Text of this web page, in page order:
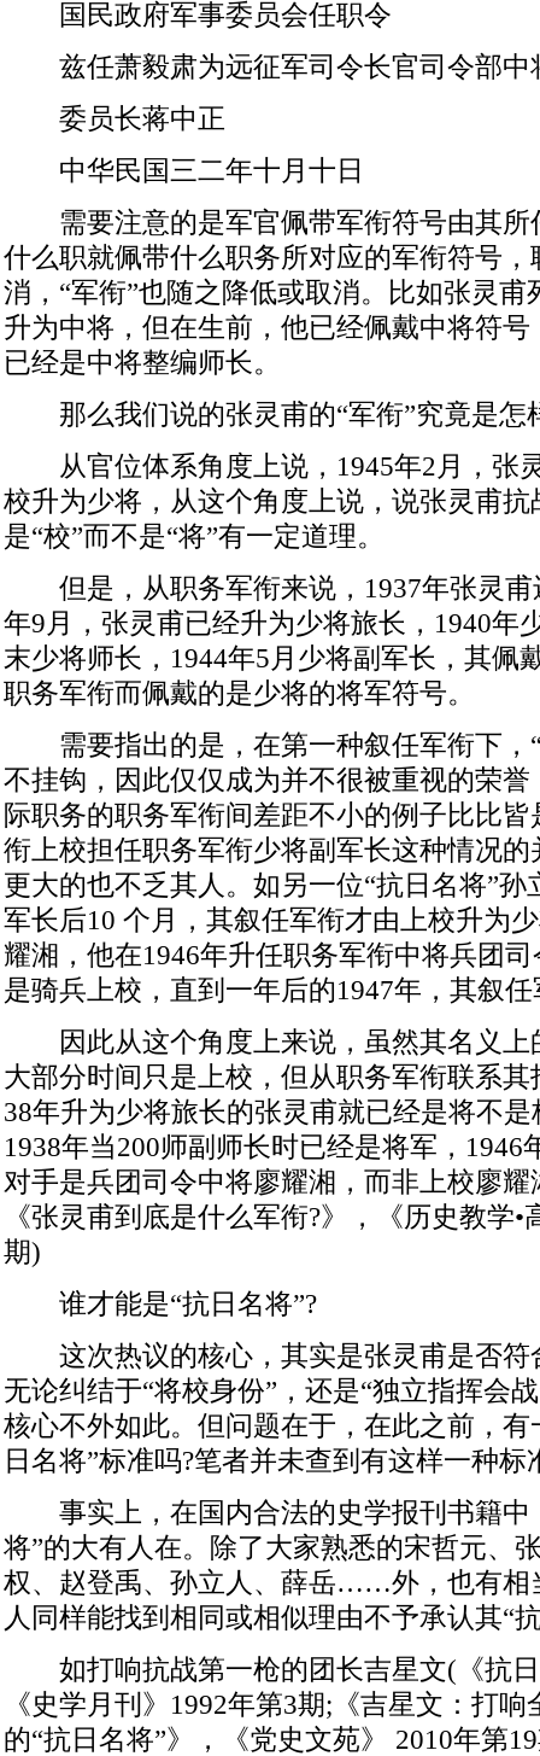
国民政府军事委员会任职令
兹任萧毅肃为远征军司令长官司令部中
委员长蒋中正
中华民国三二年十月十日
需要注意的是军官佩带军衔符号由其所
什么职就佩带什么职务所对应的军衔符号
消，“军衔”也随之降低或取消。比如张灵
升为中将，但在生前，他已经佩戴中将符
已经是中将整编师长。
那么我们说的张灵甫的“军衔”究竟是怎
从官位体系角度上说，1945年2月，张
校升为少将，从这个角度上说，说张灵甫
是“校”而不是“将”有一定道理。
但是，从职务军衔来说，1937年张灵甫
年9月，张灵甫已经升为少将旅长，1940年
末少将师长，1944年5月少将副军长，其佩
职务军衔而佩戴的是少将的将军符号。
需要指出的是，在第一种叙任军衔下，“
不挂钩，因此仅仅成为并不很被重视的荣
际职务的职务军衔间差距不小的例子比比
衔上校担任职务军衔少将副军长这种情况
更大的也不乏其人。如另一位“抗日名将”
军长后10 个月，其叙任军衔才由上校升为
耀湘，他在1946年升任职务军衔中将兵团
是骑兵上校，直到一年后的1947年，其叙
因此从这个角度上来说，虽然其名义上
大部分时间只是上校，但从职务军衔联系
38年升为少将旅长的张灵甫就已经是将不
1938年当200师副师长时已经是将军，1946
对手是兵团司令中将廖耀湘，而非上校廖
《张灵甫到底是什么军衔?》，《历史教学•
期)
谁才能是“抗日名将”?
这次热议的核心，其实是张灵甫是否符
无论纠结于“将校身份”，还是“独立指挥会
核心不外如此。但问题在于，在此之前，有
日名将”标准吗?笔者并未查到有这样一种标
事实上，在国内合法的史学报刊书籍中
将”的大有人在。除了大家熟悉的宋哲元、
权、赵登禹、孙立人、薛岳……外，也有相
人同样能找到相同或相似理由不予承认其“
如打响抗战第一枪的团长吉星文(《抗日
《史学月刊》1992年第3期;《吉星文：打
的“抗日名将”》，《党史文苑》 2010年第